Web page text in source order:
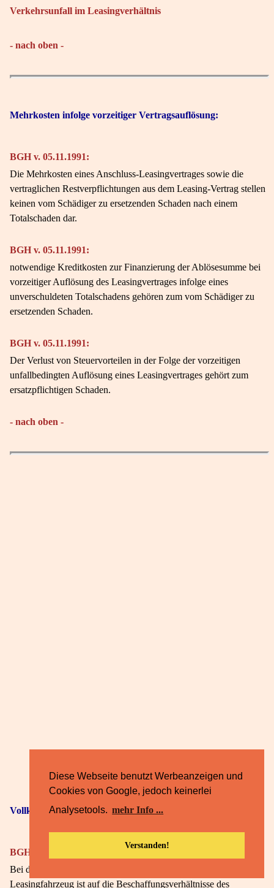
Diese Webseite benutzt Werbeanzeigen und
Cookies von Google, jedoch keinerlei
Analysetools. mehr Info ...
Verstanden!
Verkehrsunfall im Leasingverhältnis
- nach oben -
Mehrkosten infolge vorzeitiger Vertragsauflösung:
BGH v. 05.11.1991:
Die Mehrkosten eines Anschluss-Leasingvertrages sowie die
vertraglichen Restverpflichtungen aus dem Leasing-Vertrag stellen
keinen vom Schädiger zu ersetzenden Schaden nach einem
Totalschaden dar.
BGH v. 05.11.1991:
notwendige Kreditkosten zur Finanzierung der Ablösesumme bei
vorzeitiger Auflösung des Leasingvertrages infolge eines
unverschuldeten Totalschadens gehören zum vom Schädiger zu
ersetzenden Schaden.
BGH v. 05.11.1991:
Der Verlust von Steuervorteilen in der Folge der vorzeitigen
unfallbedingten Auflösung eines Leasingvertrages gehört zum
ersatzpflichtigen Schaden.
- nach oben -
Vollkaskoentschädigung:
BGH v. 14.07.1993:
Bei der Vollkaskoentschädigung für ein unfallbeschädigtes
Leasingfahrzeug ist auf die Beschaffungsverhältnisse des